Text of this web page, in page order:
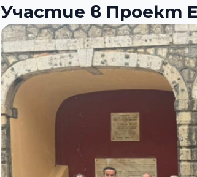
Участие в Проект